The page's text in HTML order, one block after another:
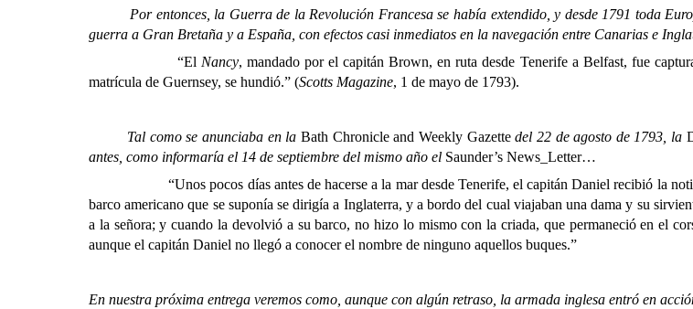
Por entonces, la Guerra de la Revolución Francesa se había extendido, y desde 1791 toda
guerra a Gran Bretaña y a España, con efectos casi inmediatos en la navegación entre Canarias e
“El Nancy, mandado por el capitán Brown, en ruta desde Tenerife a Belfast, fue
matrícula de Guernsey, se hundió.” (Scotts Magazine, 1 de mayo de 1793).
Tal como se anunciaba en la Bath Chronicleand Weekly Gazettedel 22 de agosto de 1793, la
antes, como informaría el 14 de septiembre del mismo año el Saunder’s News_Letter…
“Unos pocos días antes de hacerse a la mar desde Tenerife, el capitán Daniel recibió la noticia
barco americano que se suponía se dirigía a Inglaterra, y a bordo del cual viajaban una dama y su
a la señora; y cuando la devolvió a su barco, no hizo lo mismo con la criada, que permaneció en el
aunque el capitán Daniel no llegó a conocer el nombre de ninguno aquellos buques.”
En nuestra próxima entrega veremos como, aunque con algún retraso, la armada inglesa entró en